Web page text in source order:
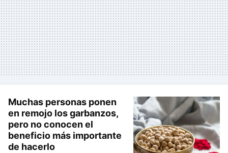
Muchas personas ponen
en remojo los garbanzos,
pero no conocen el
beneficio más importante
de hacerlo